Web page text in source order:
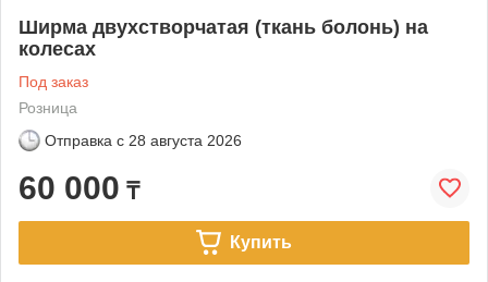
Ширма двухстворчатая (ткань болонь) на
колесах
Под заказ
Розница
Отправка с 28 августа 2026
60 000 ₸
Купить